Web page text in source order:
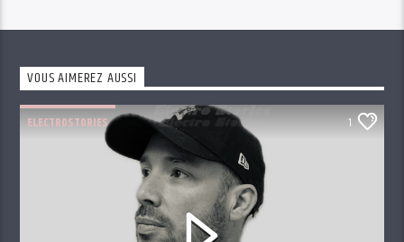
VOUS AIMEREZ AUSSI
ELECTROSTORIES 1